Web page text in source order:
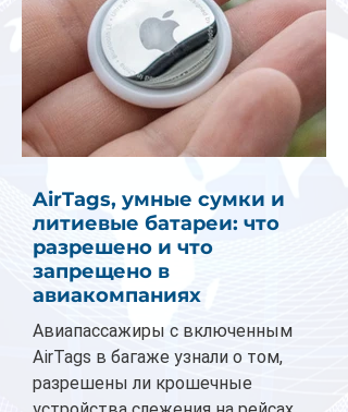
AirTags, умные сумки и
литиевые батареи: что
разрешено и что
запрещено в
авиакомпаниях
Авиапассажиры с включенным
AirTags в багаже узнали о том,
разрешены ли крошечные